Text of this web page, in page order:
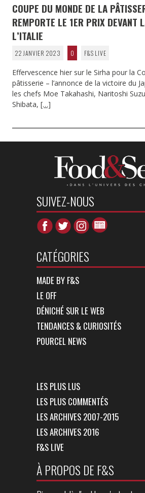
COUPE DU MONDE DE LA
REMPORTE LE 1ER PRIX DEVANT
L’ITALIE
22 JANVIER 2023 0 F&S LIVE
Effervescence hier sur le Sirha pour la
pâtisserie – l’annonce de la victoire du
les chefs Moe Takahashi, Naritoshi
Shibata, […]
SUIVEZ-NOUS
CATÉGORIES
MADE BY F&S
LE OFF
DÉNICHÉ SUR LE WEB
TENDANCES & CURIOSITÉS
POURCEL NEWS
LES PLUS LUS
LES PLUS COMMENTÉS
LES ARCHIVES 2007-2015
LES ARCHIVES 2016
F&S LIVE
À PROPOS DE F&S